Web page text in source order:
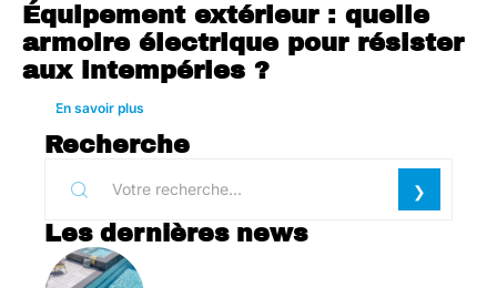
Équipement extérieur : quelle
armoire électrique pour résister
aux intempéries ?
En savoir plus
Recherche
Les dernières news